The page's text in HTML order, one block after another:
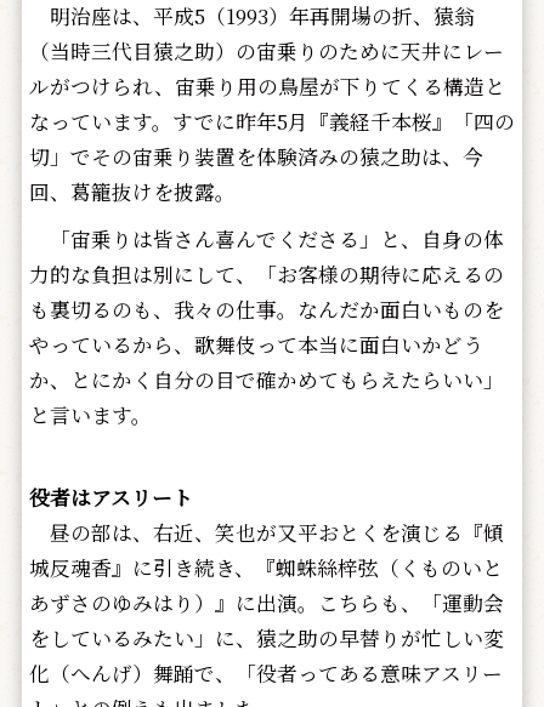
明治座は、平成5（1993）年再開場の折、猿翁
（当時三代目猿之助）の宙乗りのために天井にレー
ルがつけられ、宙乗り用の鳥屋が下りてくる構造と
なっています。すでに昨年5月『義経千本桜』「四の
切」でその宙乗り装置を体験済みの猿之助は、今
回、葛籠抜けを披露。
「宙乗りは皆さん喜んでくださる」と、自身の体
力的な負担は別にして、「お客様の期待に応えるの
も裏切るのも、我々の仕事。なんだか面白いものを
やっているから、歌舞伎って本当に面白いかどう
か、とにかく自分の目で確かめてもらえたらいい」
と言います。
役者はアスリート
昼の部は、右近、笑也が又平おとくを演じる『傾
城反魂香』に引き続き、『蜘蛛絲梓弦（くものいと
あずさのゆみはり）』に出演。こちらも、「運動会
をしているみたい」に、猿之助の早替りが忙しい変
化（へんげ）舞踊で、「役者ってある意味アスリー